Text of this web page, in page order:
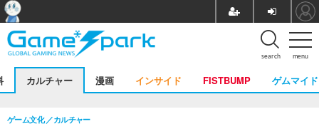
menu
search
カルチャー 漫画 インサイド FISTBUMP ゲムマイド
ゲーム文化 カルチャー